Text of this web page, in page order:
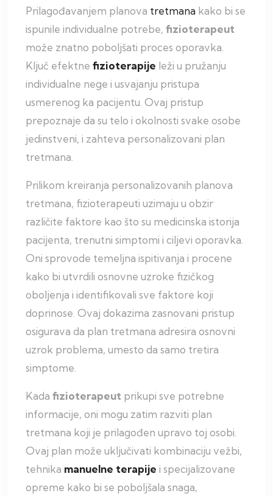
Prilagođavanjem planova tretmana kako bi se
ispunile individualne potrebe, fizioterapeut
može znatno poboljšati proces oporavka.
Ključ efektne fizioterapije leži u pružanju
individualne nege i usvajanju pristupa
usmerenog ka pacijentu. Ovaj pristup
prepoznaje da su telo i okolnosti svake osobe
jedinstveni, i zahteva personalizovani plan
tretmana.
Prilikom kreiranja personalizovanih planova
tretmana, fizioterapeuti uzimaju u obzir
različite faktore kao što su medicinska istorija
pacijenta, trenutni simptomi i ciljevi oporavka.
Oni sprovode temeljna ispitivanja i procene
kako bi utvrdili osnovne uzroke fizičkog
oboljenja i identifikovali sve faktore koji
doprinose. Ovaj dokazima zasnovani pristup
osigurava da plan tretmana adresira osnovni
uzrok problema, umesto da samo tretira
simptome.
Kada fizioterapeut prikupi sve potrebne
informacije, oni mogu zatim razviti plan
tretmana koji je prilagođen upravo toj osobi.
Ovaj plan može uključivati kombinaciju vežbi,
tehnika manuelne terapije i specijalizovane
opreme kako bi se poboljšala snaga,